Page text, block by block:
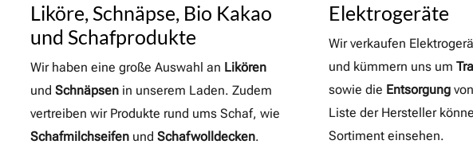
Liköre, Schnäpse, Bio Kakao
und Schafprodukte
Wir haben eine große Auswahl an Likören
undSchnäpsen in unserem Laden. Zudem
vertreiben wir Produkte rund ums Schaf, wie
Schafmilchseifen undSchafwolldecken.
Elektrogeräte
Wir verkaufen
und kümmern uns um
sowie die Entsorgung
Liste der Hersteller
Sortiment einsehen.